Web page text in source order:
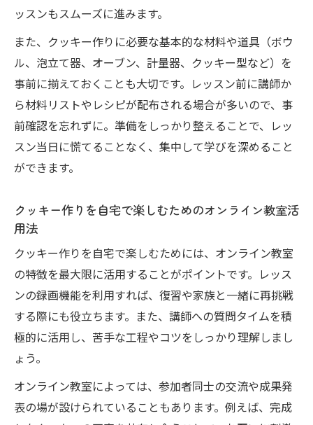
室の活用法
人気のオンラインお菓子教室で得られる魅力
オンラインお菓子教室の人気の理由と選ば
れるポイント
実践的なクッキー作りが学べるオンライン
講座の特徴
オンラインお菓子教室で味わう学びの充実
感
レッスン
出会い
初心者が安心してクッキー技術を磨ける秘訣
初心者でも安心のオンラインお菓子教室入
門ガイド
わかりやすい指導が魅力のオンラインお菓
子教室
ッスンもスムーズに進みます。
また、クッキー作りに必要な基本的な材料や道具（ボウ
ル、泡立て器、オーブン、計量器、クッキー型など）を
事前に揃えておくことも大切です。レッスン前に講師か
ら材料リストやレシピが配布される場合が多いので、事
前確認を忘れずに。準備をしっかり整えることで、レッ
スン当日に慌てることなく、集中して学びを深めること
ができます。
クッキー作りを自宅で楽しむためのオンライン教室活
用法
クッキー作りを自宅で楽しむためには、オンライン教室
の特徴を最大限に活用することがポイントです。レッス
ンの録画機能を利用すれば、復習や家族と一緒に再挑戦
する際にも役立ちます。また、講師への質問タイムを積
極的に活用し、苦手な工程やコツをしっかり理解しまし
ょう。
オンライン教室によっては、参加者同士の交流や成果発
表の場が設けられていることもあります。例えば、完成